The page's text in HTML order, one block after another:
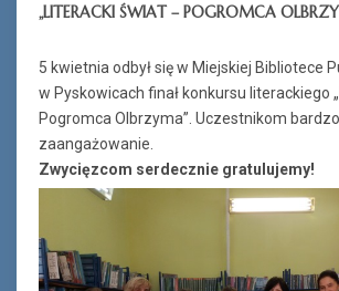
„LITERACKI ŚWIAT – POGROMCA OLBRZY
5 kwietnia odbył się w Miejskiej Bibliotece
w Pyskowicach finał konkursu literackiego
Pogromca Olbrzyma”. Uczestnikom
zaangażowanie.
Zwycięzcom serdecznie gratulujemy!